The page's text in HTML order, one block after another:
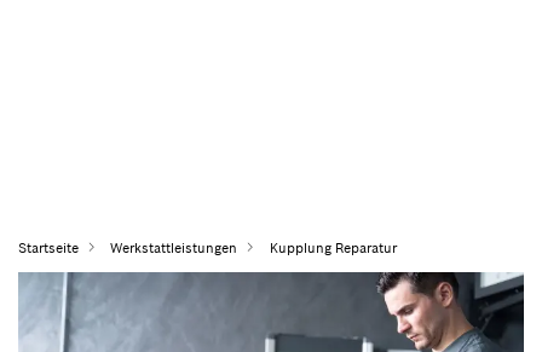
Startseite Werkstattleistungen Kupplung Reparatur